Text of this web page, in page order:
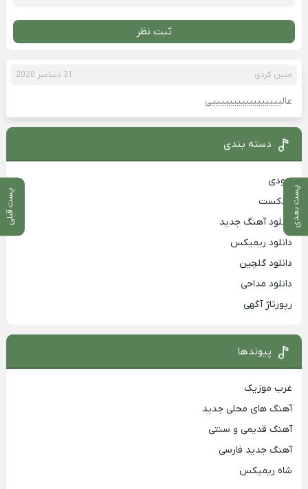
پست بعدی پست قبلی
ثبت نظر
متین کردی 31 دسامبر 2020
عالیییییییییییییییییی
دسته بندی
بزودی
پادکست
دانلود آهنگ جدید
دانلود ریمیکس
دانلود گلچین
دانلود مداحی
رپورتاژ آگهی
پیوندها
غرب موزیک
آهنگ های محلی جدید
آهنگ قدیمی و سنتی
آهنگ جدید فارسی
شاه ریمیکس